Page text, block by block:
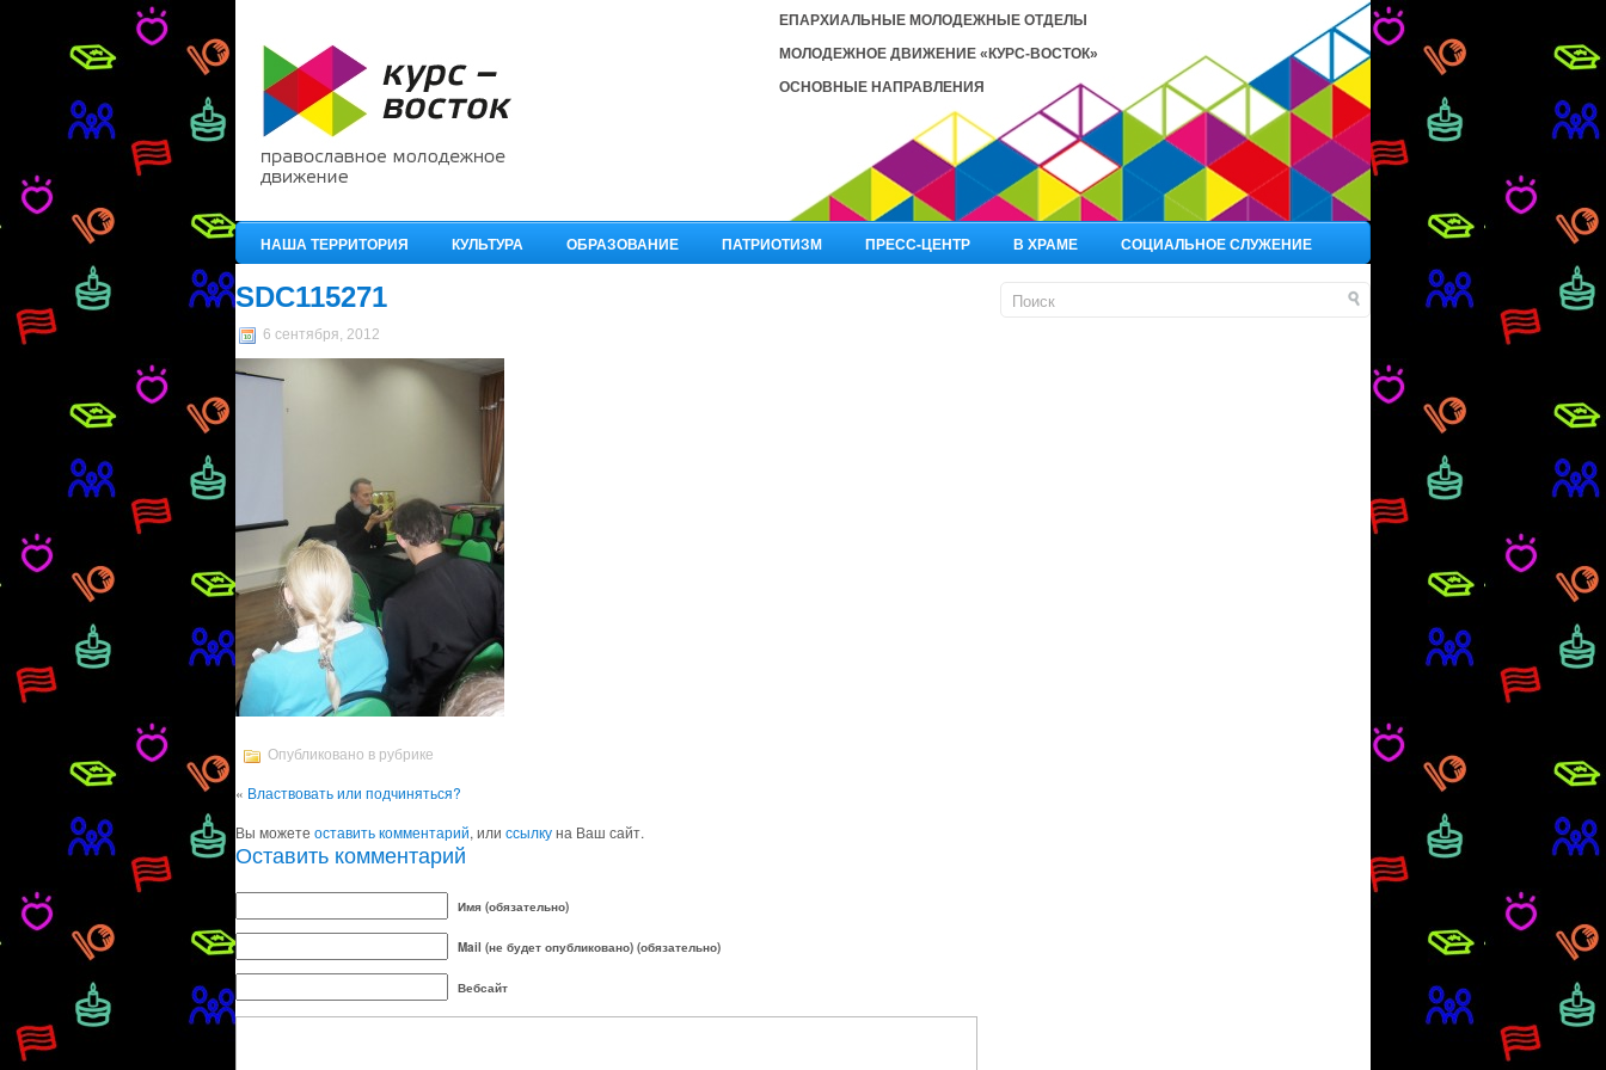
ЕПАРХИАЛЬНЫЕ МОЛОДЕЖНЫЕ ОТДЕЛЫ
МОЛОДЕЖНОЕ ДВИЖЕНИЕ «КУРС-ВОСТОК»
ОСНОВНЫЕ НАПРАВЛЕНИЯ
НАША ТЕРРИТОРИЯ КУЛЬТУРА ОБРАЗОВАНИЕ ПАТРИОТИЗМ ПРЕСС-ЦЕНТР В ХРАМЕ СОЦИАЛЬНОЕ СЛУЖЕНИЕ
SDC115271
6 сентября, 2012
Опубликовано в рубрике
« Властвовать или подчиняться?
Вы можете оставить комментарий, или ссылкуна Ваш сайт.
Оставить комментарий
Имя (обязательно)
Mail (не будет опубликовано) (обязательно)
Вебсайт